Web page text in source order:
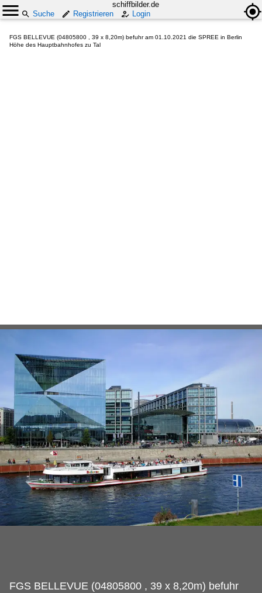
schiffbilder.de
Suche
Registrieren Login
FGS BELLEVUE (04805800 , 39 x 8,20m) befuhr am 01.10.2021 die SPREE in Berlin
Höhe des Hauptbahnhofes zu Tal
FGS BELLEVUE (04805800 , 39 x 8,20m) befuhr